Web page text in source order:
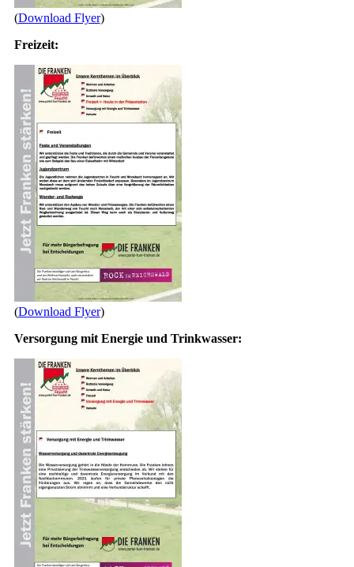
(Download Flyer)
Freizeit:
(Download Flyer)
Versorgung mit Energie und Trinkwasser: